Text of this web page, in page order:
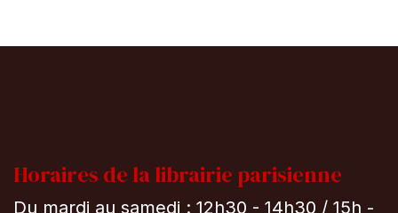
Horaires de la librairie parisienne
Du mardi au samedi : 12h30 - 14h30 / 15h -